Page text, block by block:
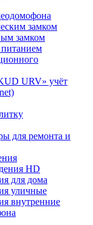
замком
замком
URV» учёт
для ремонта и
HD
для дома
уличные
внутренние